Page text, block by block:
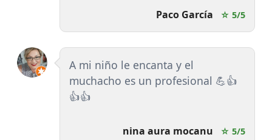
Paco García ☆ 5/5
A mi niño le encanta y el
muchacho es un profesional 💪👍
👍👍
nina aura mocanu ☆ 5/5